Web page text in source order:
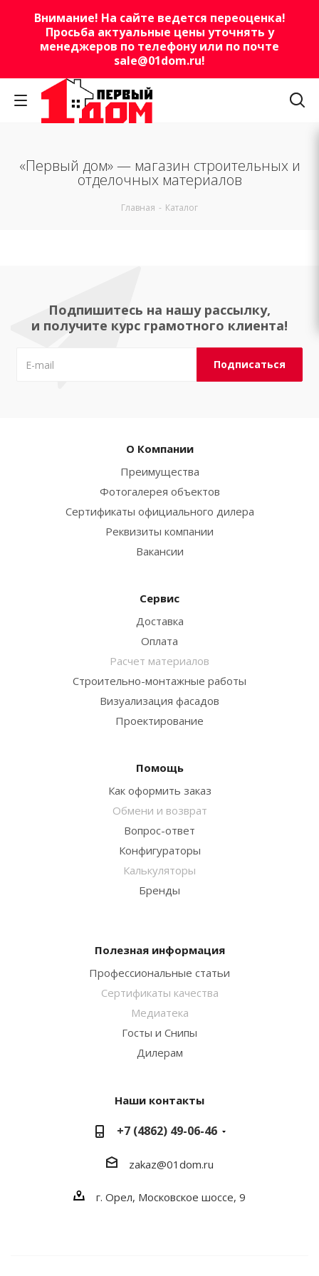
Внимание! На сайте ведется переоценка!
Просьба актуальные цены уточнять у
менеджеров по телефону или по почте
sale@01dom.ru!
«Первый дом» — магазин строительных и
отделочных материалов
Главная - Каталог
Подпишитесь на нашу рассылку,
и получите курс грамотного клиента!
О Компании
Преимущества
Фотогалерея объектов
Сертификаты официального дилера
Реквизиты компании
Вакансии
Сервис
Доставка
Оплата
Расчет материалов
Строительно-монтажные работы
Визуализация фасадов
Проектирование
Помощь
Как оформить заказ
Обмени и возврат
Вопрос-ответ
Конфигураторы
Калькуляторы
Бренды
Полезная информация
Профессиональные статьи
Сертификаты качества
Медиатека
Госты и Снипы
Дилерам
Наши контакты
+7 (4862) 49-06-46
zakaz@01dom.ru
г. Орел, Московское шоссе, 9